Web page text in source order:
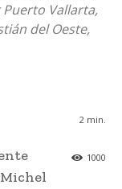
Vallarta,
del Oeste,
2 min.
1000